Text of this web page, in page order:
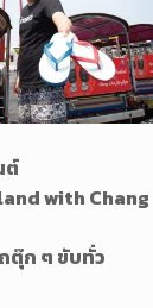
ต์
with Chang
ตุ๊ก ๆ ขับทั่ว